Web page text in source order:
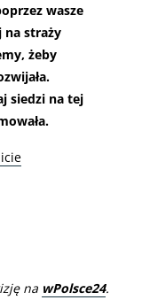
wasze
na straży
żeby
siedzi na tej
na wPolsce24.